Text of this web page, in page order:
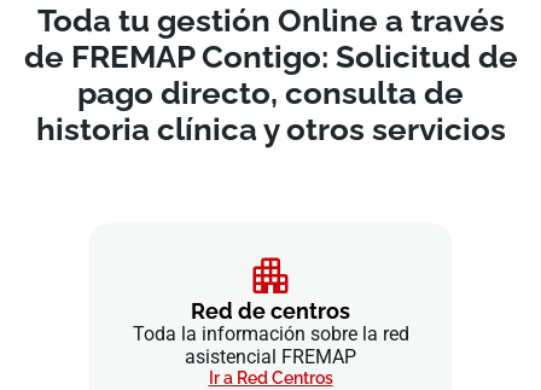
Toda tu gestión Online a través
de FREMAP Contigo: Solicitud de
pago directo, consulta de
historia clínica y otros servicios
Red de centros
Toda la información sobre la red
asistencial FREMAP
Ir a Red Centros